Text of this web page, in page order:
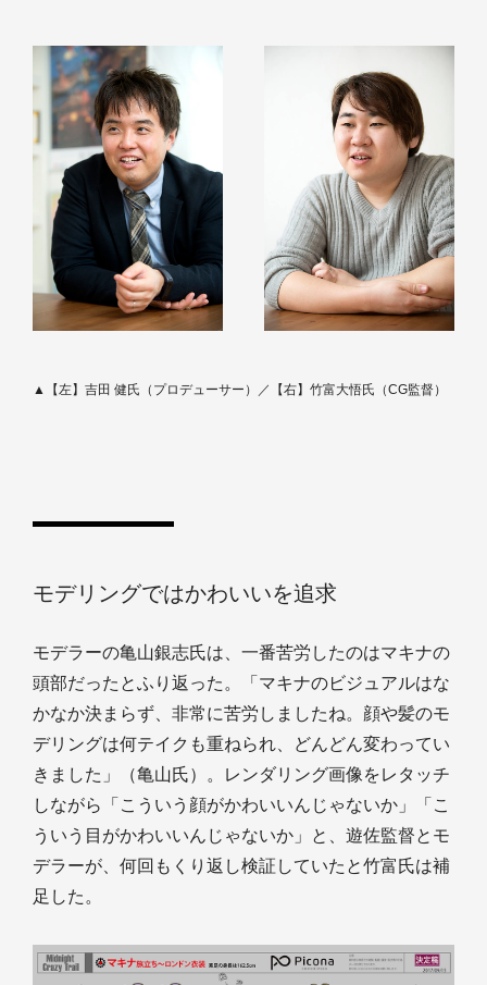
▲【左】吉田 健氏（プロデューサー）／【右】竹富大悟氏（CG監督）
モデリングではかわいいを追求
モデラーの亀山銀志氏は、一番苦労したのはマキナの
頭部だったとふり返った。「マキナのビジュアルはな
かなか決まらず、非常に苦労しましたね。顔や髪のモ
デリングは何テイクも重ねられ、どんどん変わってい
きました」（亀山氏）。レンダリング画像をレタッチ
しながら「こういう顔がかわいいんじゃないか」「こ
ういう目がかわいいんじゃないか」と、遊佐監督とモ
デラーが、何回もくり返し検証していたと竹富氏は補
足した。